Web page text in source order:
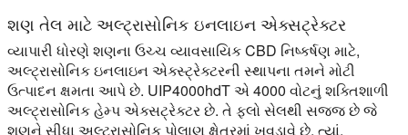
શણ તેલ માટે અલ્ટ્રાસોનિક ઇનલાઇન એક્સટ્રેક્ટર
વ્યાપારી ધોરણે શણના ઉચ્ચ વ્યાવસાયિક CBD નિષ્કર્ષણ માટે,
અલ્ટ્રાસોનિક ઇનલાઇન એક્સ્ટ્રેક્ટરની સ્થાપના તમને મોટી
ઉત્પાદન ક્ષમતા આપે છે. UIP4000hdT એ 4000 વોટનું શક્તિશાળી
અલ્ટ્રાસોનિક હેમ્પ એક્સટ્રેક્ટર છે. તે ફ્લો સેલથી સજ્જ છે જે
શણને સીધા અલ્ટ્રાસોનિક પોલાણ ક્ષેત્રમાં ખવડાવે છે. ત્યાં,